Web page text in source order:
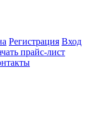
Регистрация Вход
прайс-лист